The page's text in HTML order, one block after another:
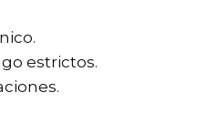
estrictos.